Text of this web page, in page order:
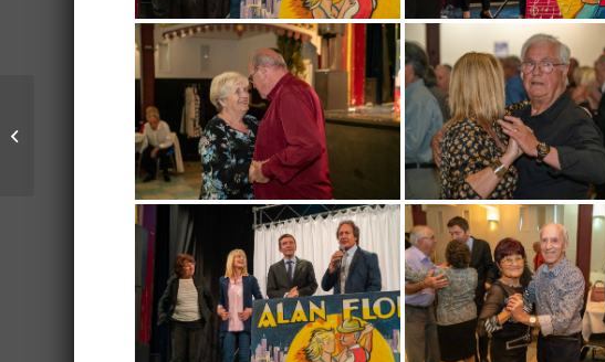
Le Challenge des
Cadets de la Défense :
un défi d’excellence et